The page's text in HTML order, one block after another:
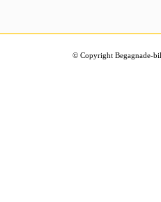
© Copyright Begagnade-